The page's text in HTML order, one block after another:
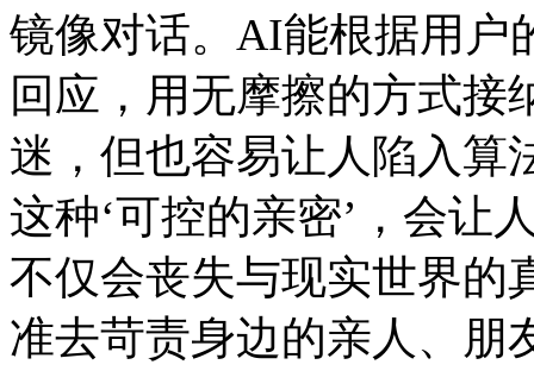
镜像对话。AI能根据用户
回应，用无摩擦的方式接
迷，但也容易让人陷入算
这种‘可控的亲密’，会让
不仅会丧失与现实世界的
准去苛责身边的亲人、朋